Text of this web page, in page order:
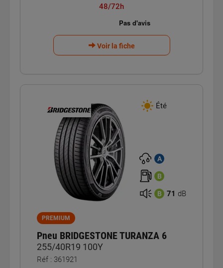
48/72h
Voir la fiche
Été
A
B
B 71 dB
PREMIUM
Pneu BRIDGESTONE TURANZA 6
255/40R19 100Y
Réf : 361921